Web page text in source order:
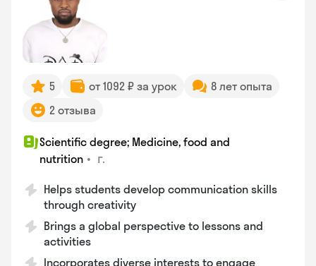
5 от 1092 ₽ за урок
8 лет опыта
2 отзыва
Scientific degree; Medicine, food and
nutrition • г.
Helps students develop communication skills
through creativity
Brings a global perspective to lessons and
activities
Incorporates diverse interests to engage